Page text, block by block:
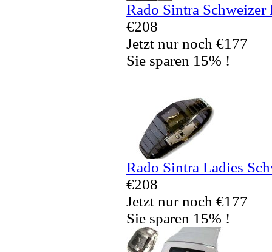
Rado Sintra
€208
Jetzt nur noch €177
Sie sparen 15% !
Rado Sintra Ladies
€208
Jetzt nur noch €177
Sie sparen 15% !